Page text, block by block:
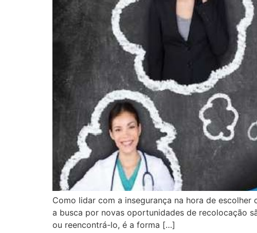
Como lidar com a insegurança na hora de
a busca por novas oportunidades de recolocação
ou reencontrá-lo, é a forma […]